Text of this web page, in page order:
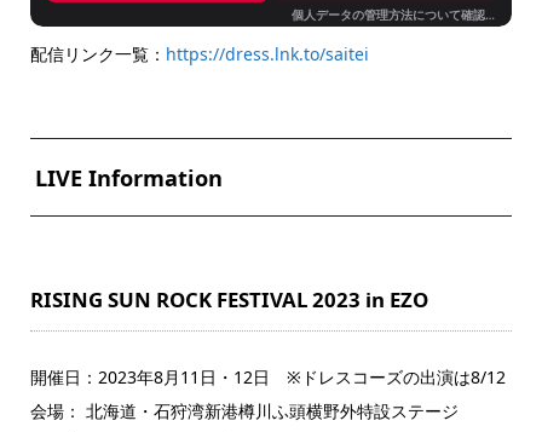
配信リンク一覧： https://dress.lnk.to/saitei
LIVE Information
RISING SUN ROCK FESTIVAL 2023 in EZO
開催日：2023年8月11日・12日 ※ドレスコーズの出演は8/12
会場： 北海道・石狩湾新港樽川ふ頭横野外特設ステージ